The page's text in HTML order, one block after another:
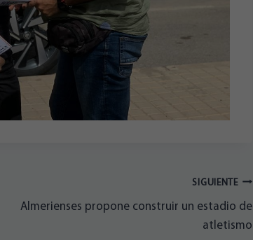
SIGUIENTE
Almerienses propone construir un estadio de
atletismo